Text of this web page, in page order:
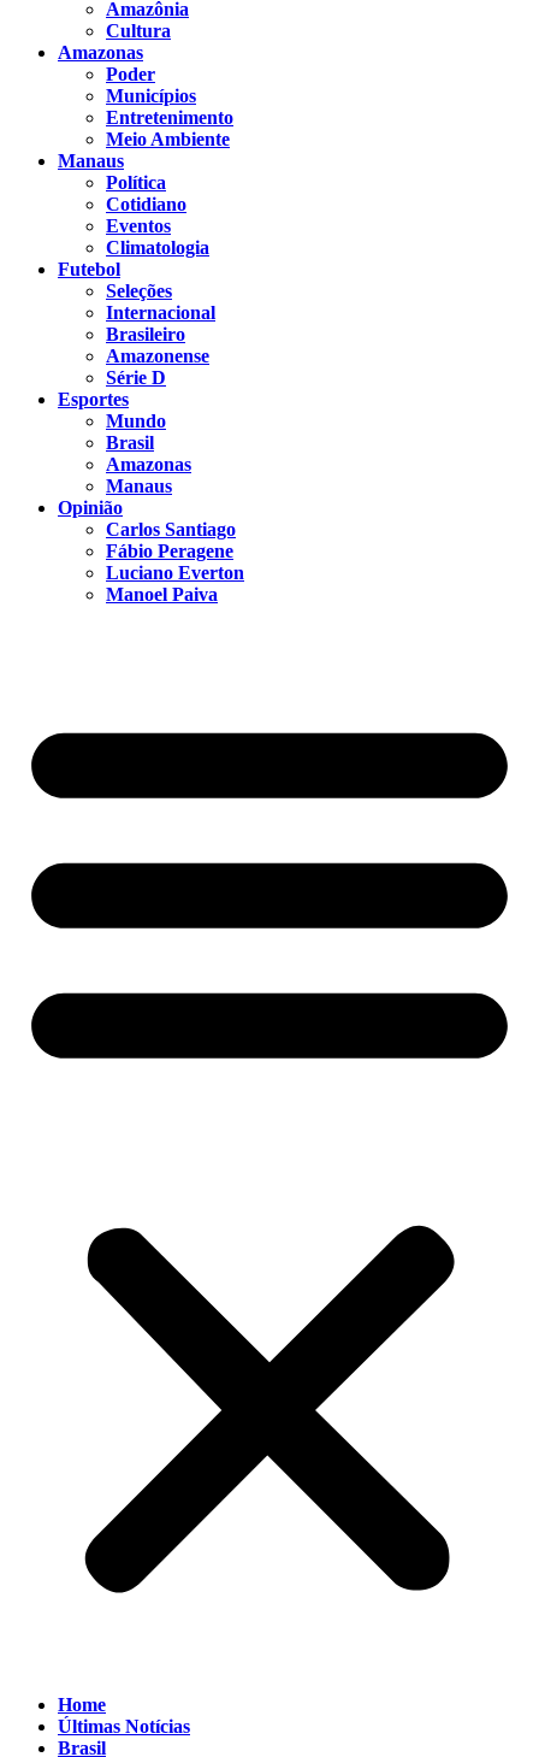
Amazônia
Cultura
Amazonas
Poder
Municípios
Entretenimento
Meio Ambiente
Manaus
Política
Cotidiano
Eventos
Climatologia
Futebol
Seleções
Internacional
Brasileiro
Amazonense
Série D
Esportes
Mundo
Brasil
Amazonas
Manaus
Opinião
Carlos Santiago
Fábio Peragene
Luciano Everton
Manoel Paiva
Home
Últimas Notícias
Brasil